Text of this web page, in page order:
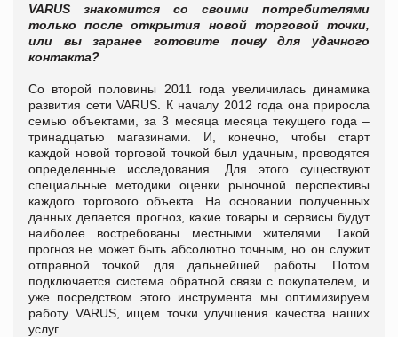
VARUS знакомится со своими потребителями
только после открытия новой торговой точки,
или вы заранее готовите почву для удачного
контакта?
Со второй половины 2011 года увеличилась динамика
развития сети VARUS . К началу 2012 года она приросла
семью объектами, за 3 месяца месяца текущего года –
тринадцатью магазинами. И, конечно, чтобы старт
каждой новой торговой точкой был удачным, проводятся
определенные исследования. Для этого существуют
специальные методики оценки рыночной перспективы
каждого торгового объекта. На основании полученных
данных делается прогноз, какие товары и сервисы будут
наиболее востребованы местными жителями. Такой
прогноз не может быть абсолютно точным, но он служит
отправной точкой для дальнейшей работы. Потом
подключается система обратной связи с покупателем, и
уже посредством этого инструмента мы оптимизируем
работу VARUS, ищем точки улучшения качества наших
услуг.